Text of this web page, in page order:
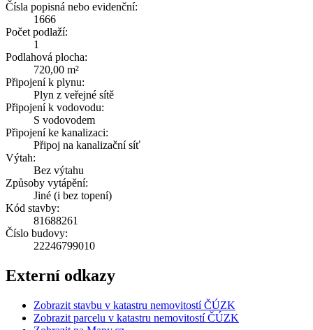
Čísla popisná nebo evidenční:
1666
Počet podlaží:
1
Podlahová plocha:
720,00 m²
Připojení k plynu:
Plyn z veřejné sítě
Připojení k vodovodu:
S vodovodem
Připojení ke kanalizaci:
Připoj na kanalizační síť
Výtah:
Bez výtahu
Způsoby vytápění:
Jiné (i bez topení)
Kód stavby:
81688261
Číslo budovy:
22246799010
Externí odkazy
Zobrazit stavbu v katastru nemovitostí ČÚZK
Zobrazit parcelu v katastru nemovitostí ČÚZK